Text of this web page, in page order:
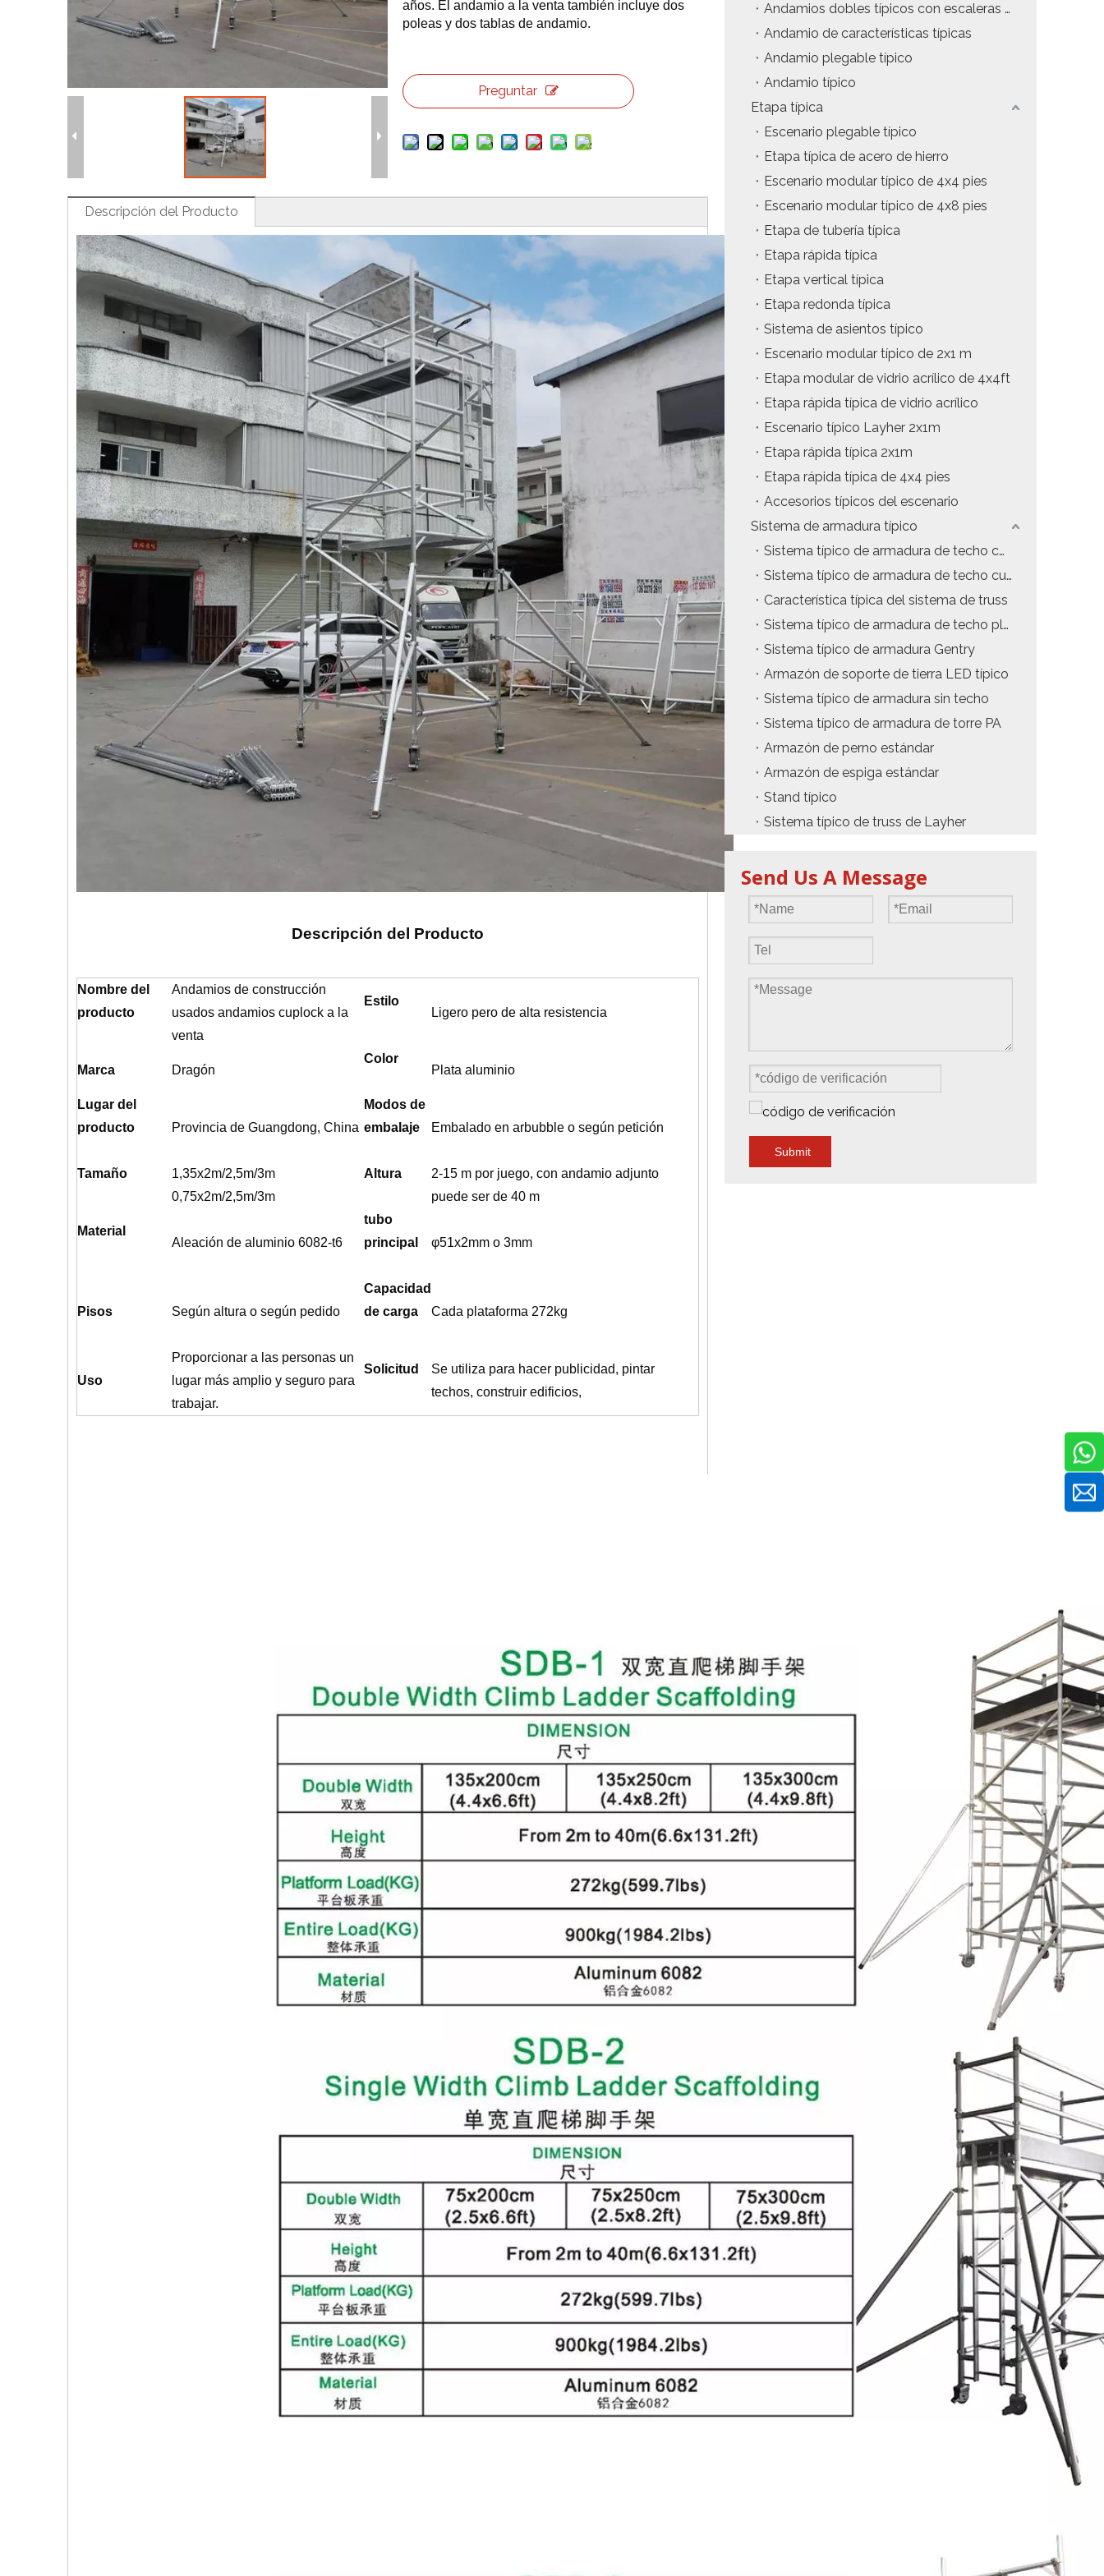
Herramientas y accesorios de escenarioCaja de embalaje para eventos Precio del estuche de vuelo
Precio de la maquinaria de escenario
Precio de la carpa para eventos
Precio del andamio de aluminio
producto tipico
años. El andamio a la venta también incluye dos
poleas y dos tablas de andamio.
Preguntar
Descripción del Producto
Descripción del Producto
Nombre del
producto
Andamios de construcción
usados ​​andamios cuplock a la
venta
Estilo
Ligero pero de alta resistencia
Marca Dragón
Color
Plata aluminio
Lugar del
producto
Provincia de Guangdong, China
Modos de
embalaje
Embalado en arbubble o según petición
Tamaño
1,35x2m/2,5m/3m
0,75x2m/2,5m/3m
Altura
2-15 m por juego, con andamio adjunto
puede ser de 40 m
Material
Aleación de aluminio 6082-t6
tubo
principal
φ51x2mm o 3mm
Pisos Según altura o según pedido
Capacidad
de carga
Cada plataforma 272kg
Uso
Proporcionar a las personas un
lugar más amplio y seguro para
trabajar.
Solicitud
Se utiliza para hacer publicidad, pintar
techos, construir edificios,
Andamios dobles típicos con escaleras de inclinación
Andamio de características típicas
Andamio plegable típico
Andamio típico
Etapa típica
Escenario plegable típico
Etapa típica de acero de hierro
Escenario modular típico de 4x4 pies
Escenario modular típico de 4x8 pies
Etapa de tubería típica
Etapa rápida típica
Etapa vertical típica
Etapa redonda típica
Sistema de asientos típico
Escenario modular típico de 2x1 m
Etapa modular de vidrio acrílico de 4x4ft
Etapa rápida típica de vidrio acrílico
Escenario típico Layher 2x1m
Etapa rápida típica 2x1m
Etapa rápida típica de 4x4 pies
Accesorios típicos del escenario
Sistema de armadura típico
Sistema típico de armadura de techo con estructura en A
Sistema típico de armadura de techo curvo
Característica típica del sistema de truss
Sistema típico de armadura de techo plano
Sistema típico de armadura Gentry
Armazón de soporte de tierra LED típico
Sistema típico de armadura sin techo
Sistema típico de armadura de torre PA
Armazón de perno estándar
Armazón de espiga estándar
Stand típico
Sistema típico de truss de Layher
Send Us A Message
Submit